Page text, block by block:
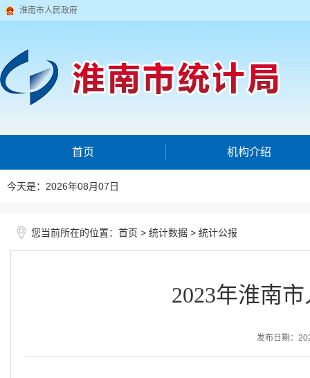
淮南市人民政府
首页 机构介绍
今天是：2026年08月07日
您当前所在的位置： 首页 > 统计数据 > 统计公报
2023年淮南
发布日期：